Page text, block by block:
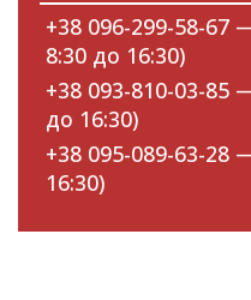
+38 096-299-58-67
8:30 до 16:30)
+38 093-810-03-85
до 16:30)
+38 095-089-63-28
16:30)